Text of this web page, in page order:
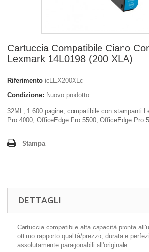
Cartuccia Compatibile Ciano
Lexmark 14L0198 (200 XLA)
Riferimento icLEX200XLc
Condizione: Nuovo prodotto
32ML, 1.600 pagine, compatibile con stampanti
Pro 4000, OfficeEdge Pro 5500, OfficeEdge Pro
Stampa
DETTAGLI
Cartuccia compatibile alta capacità pronta
ottimo rapporto qualità/prezzo, durata e
assolutamente paragonabili all'originale.